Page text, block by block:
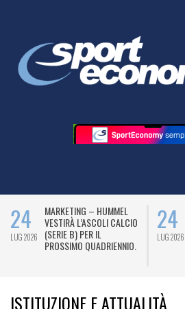
24
LUG 2026
MARKETING – HUMMEL
VESTIRÀ L’ASCOLI CALCIO
(SERIE B) PER IL
PROSSIMO QUADRIENNIO.
24
LUG 2026
ISTITUZIONE E ATTUALITÀ